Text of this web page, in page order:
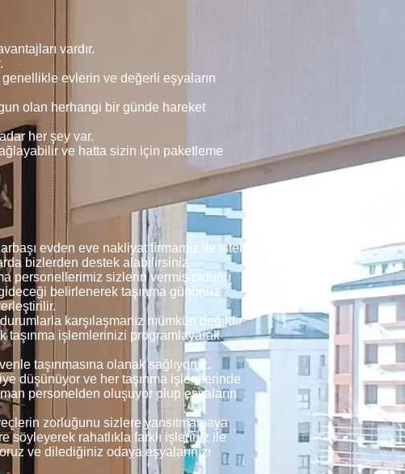
vardır.
evlerin ve değerli eşyaların
olan herhangi bir günde hareket
her şey var.
ve hatta sizin için paketleme
evden eve nakliyat firmamız ile ister
bizlerden destek alabilirsiniz.
personellerimiz sizlerin vermiş olduğu
belirlenerek taşınma gününüz
karşılaşmanız mümkün değildir
taşınma işlemlerinizi programlayarak
taşınmasına olanak sağlıyoruz.
düşünüyor ve her taşınma işlemlerinde
personelden oluşuyor olup eşyaların
zorluğunu sizlere yansıtmamaya
söyleyerek rahatlıkla farklı işleriniz ile
ve dilediğiniz odaya eşyalarınızı